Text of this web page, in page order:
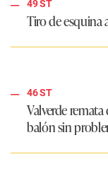
49 ST
Tiro de esquina
46 ST
Valverde
balón sin